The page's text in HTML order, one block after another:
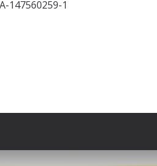
147560259-1